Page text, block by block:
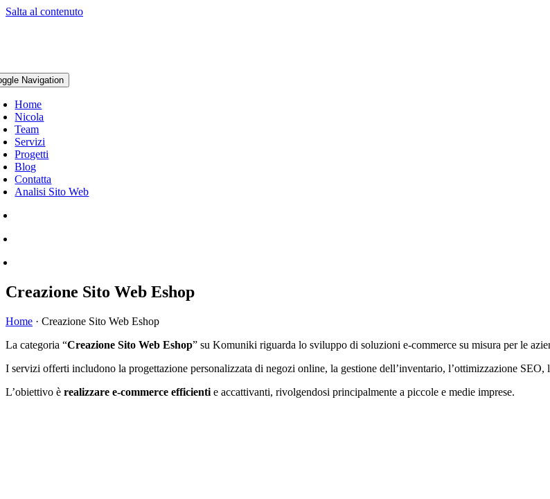
Salta al contenuto
Navigation
Home
Nicola
Team
Servizi
Progetti
Blog
Contatta
Analisi Sito Web
Creazione Sito Web Eshop
Home · Creazione Sito Web Eshop
La categoria “Creazione Sito Web Eshop” su Komuniki riguarda lo sviluppo di soluzioni e-commerce su misura per le
I servizi offerti includono la progettazione personalizzata di negozi online, la gestione dell’inventario, l’ottimizzazione
L’obiettivo è realizzare e-commerce efficienti e accattivanti, rivolgendosi principalmente a piccole e medie imprese.